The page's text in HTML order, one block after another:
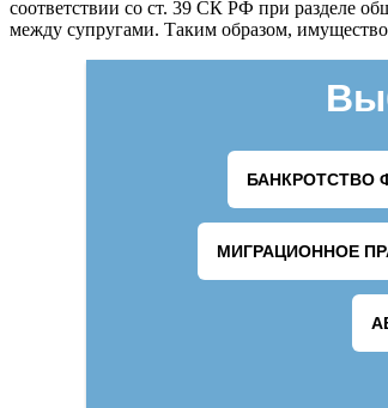
соответствии со ст. 39 СК РФ при разделе
между супругами. Таким образом,